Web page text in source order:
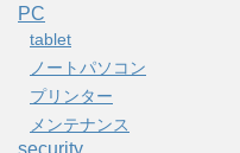
PC
tablet
ノートパソコン
プリンター
メンテナンス
security